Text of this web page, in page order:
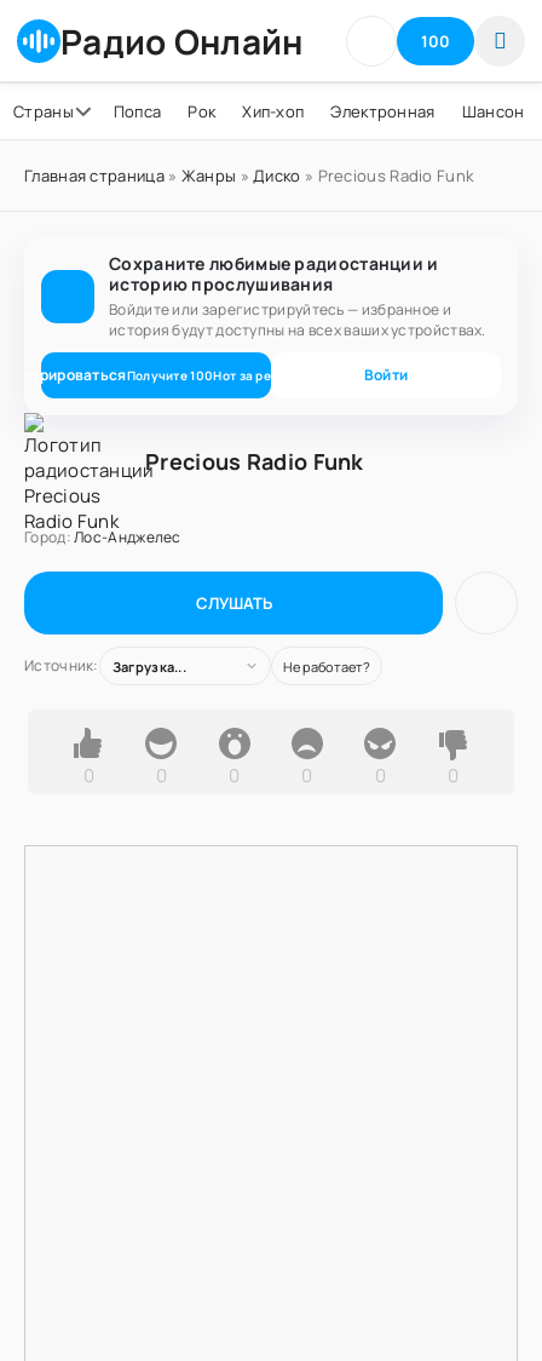
Радио Онлайн 100
Страны Попса Рок Хип-хоп Электронная Шансон
Главная страница» Жанры »Диско » Precious Radio Funk
Сохраните любимые радиостанции и
историю прослушивания
Войдите или зарегистрируйтесь — избранное и
история будут доступны на всех ваших устройствах.
Получите100Нот за регистрацию Войти
Precious Radio Funk
Город:Лос-Анджелес
СЛУШАТЬ
Источник: Загрузка... Не работает?
0 0 0 0 0 0